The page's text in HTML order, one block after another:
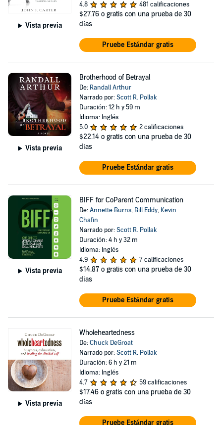
Vista previa
4.8
481 calificaciones
$27.76 o gratis con una prueba de 30
días
Pruebe Estándar gratis
Vista previa
Brotherhood of Betrayal
De: Randall Arthur
Narrado por:Scott R. Pollak
Duración: 12 h y 59 m
Idioma: Inglés
5.0
2 calificaciones
$22.14 o gratis con una prueba de 30
días
Pruebe Estándar gratis
Vista previa
BIFF for CoParent Communication
De:Annette Burns, Bill Eddy, Kevin
Chafin
Narrado por:Scott R. Pollak
Duración: 4 h y 32 m
Idioma: Inglés
4.9
7 calificaciones
$14.87 o gratis con una prueba de 30
días
Pruebe Estándar gratis
Vista previa
Wholeheartedness
De:Chuck DeGroat
Narrado por:Scott R. Pollak
Duración: 6 h y 21 m
Idioma: Inglés
4.7
59 calificaciones
$17.46 o gratis con una prueba de 30
días
Pruebe Estándar gratis